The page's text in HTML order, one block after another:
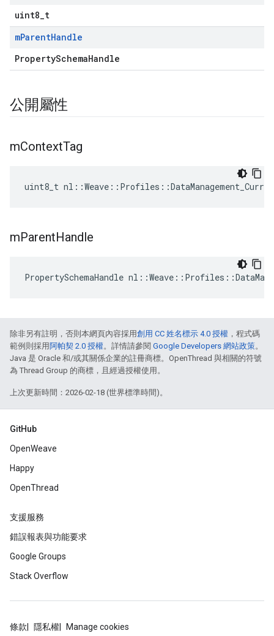
uint8_t
mParentHandle
PropertySchemaHandle
公開屬性
mContextTag
uint8_t
mParentHandle
PropertySchemaHandle
除非另有註明，否則本網頁內容採用創用 CC 姓名標示 4.0 授權 ，程式碼
範例則採用 阿帕契 2.0 授權。詳情請參閱 Google Developers 網站政策。
Java 是 Oracle 和/或其關係企業的註冊商標。OpenThread 與相關的符號
為 Thread Group 的商標，且經過授權使用。
上次更新時間：2026-02-18 (世界標準時間)。
GitHub
OpenWeave
Happy
OpenThread
支援服務
錯誤報表與功能要求
Google Groups
Stack Overflow
條款 隱私權 Manage cookies